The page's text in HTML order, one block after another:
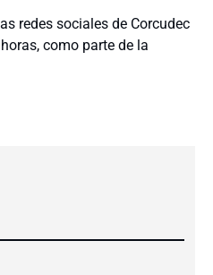
redes sociales de Corcudec
como parte de la